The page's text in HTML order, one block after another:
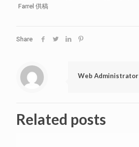
Farrel 供稿
Share
Web Administrator
Related posts